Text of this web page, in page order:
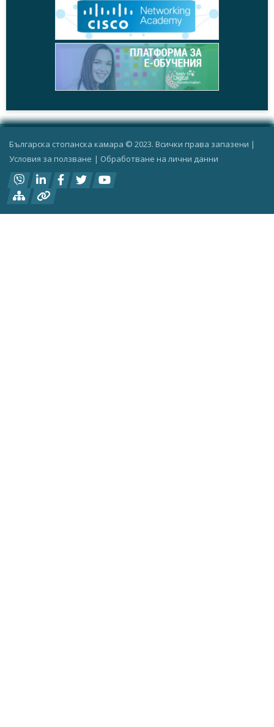
Българска стопанска камара © 2023. Всички права запазени |
Условия за ползване | Oбработване на лични данни